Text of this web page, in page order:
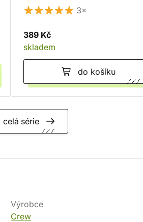
3×
389 Kč
skladem
do košíku
celá série
Výrobce
Crew